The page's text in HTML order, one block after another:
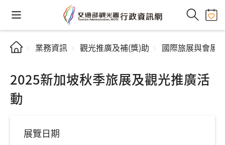
業務資訊 觀光推廣及補(獎)助 國際旅展與會展
2025新加坡秋季旅展及觀光推廣活
動
展覽日期